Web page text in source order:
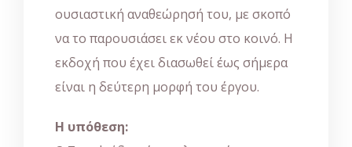
ουσιαστική αναθεώρησή του, με σκοπό
να το παρουσιάσει εκ νέου στο κοινό. Η
εκδοχή που έχει διασωθεί έως σήμερα
είναι η δεύτερη μορφή του έργου.
Η υπόθεση: